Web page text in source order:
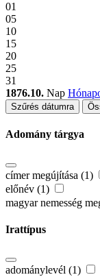
01
05
10
15
20
25
31
1876.10. Nap
Szűrés dátumra
Adomány tárgya
címer megújítása (1)
előnév (1)
magyar nemesség
Irattípus
adománylevél (1)